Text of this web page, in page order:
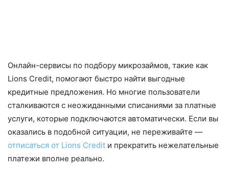
Онлайн-сервисы по подбору микрозаймов, такие как
Lions Credit, помогают быстро найти выгодные
кредитные предложения. Но многие пользователи
сталкиваются с неожиданными списаниями за платные
услуги, которые подключаются автоматически. Если вы
оказались в подобной ситуации, не переживайте —
отписаться от Lions Credit и прекратить нежелательные
платежи вполне реально.